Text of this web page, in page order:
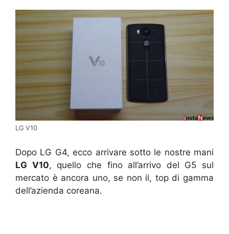
LG V10
Dopo LG G4, ecco arrivare sotto le nostre mani
LG V10, quello che fino all’arrivo del G5 sul
mercato è ancora uno, se non il, top di gamma
dell’azienda coreana.